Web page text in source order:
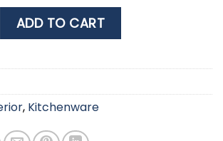
Rise Tumbler 16oz 473ml - Sea Spray
ADD TO CART
, Kitchenware